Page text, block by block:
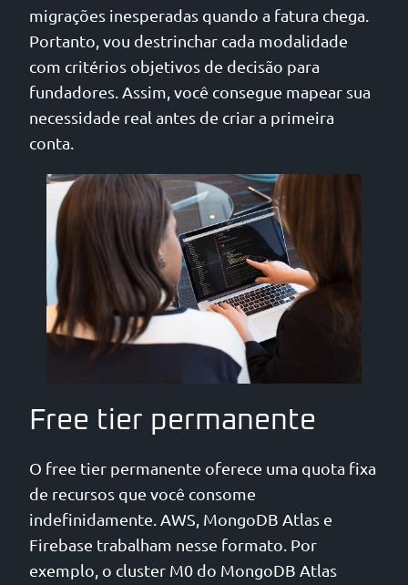
migrações inesperadas quando a fatura chega.
Portanto, vou destrinchar cada modalidade
com critérios objetivos de decisão para
fundadores. Assim, você consegue mapear sua
necessidade real antes de criar a primeira
conta.
Free tier permanente
O free tier permanente oferece uma quota fixa
de recursos que você consome
indefinidamente. AWS, MongoDB Atlas e
Firebase trabalham nesse formato. Por
exemplo, o cluster M0 do MongoDB Atlas